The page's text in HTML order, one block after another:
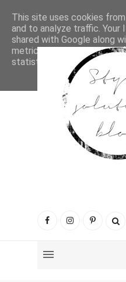
This site uses cookies
and to analyze traffic. Your
shared with Google along
metrics to ensure quality
statistics, and to detect
LEARN